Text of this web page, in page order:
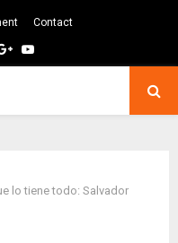
Contact
GoogleYoutube
lo tiene todo: Salvador